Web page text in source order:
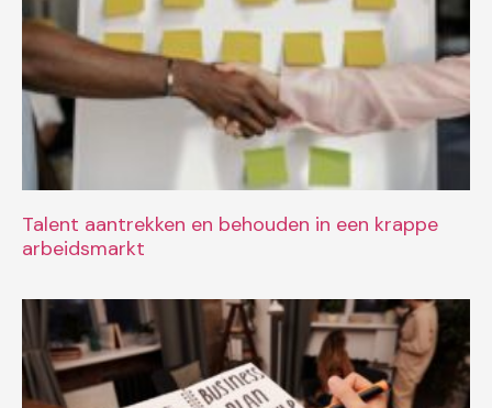
Talent aantrekken en behouden in een krappe
arbeidsmarkt